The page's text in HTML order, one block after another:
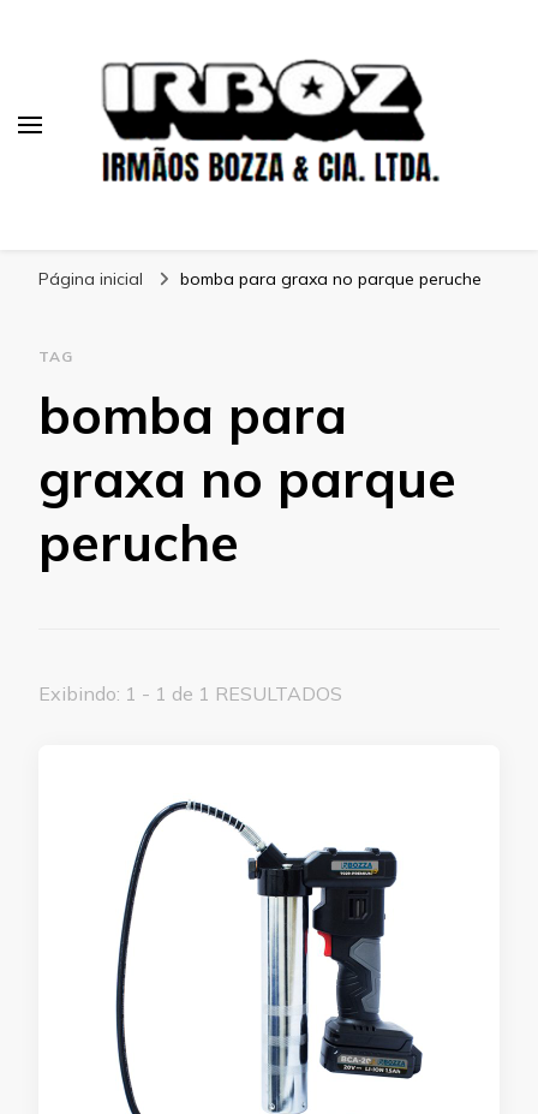
Página inicial bomba para graxa no parque peruche
TAG
bomba para
graxa no parque
peruche
Exibindo: 1 - 1 de 1 RESULTADOS